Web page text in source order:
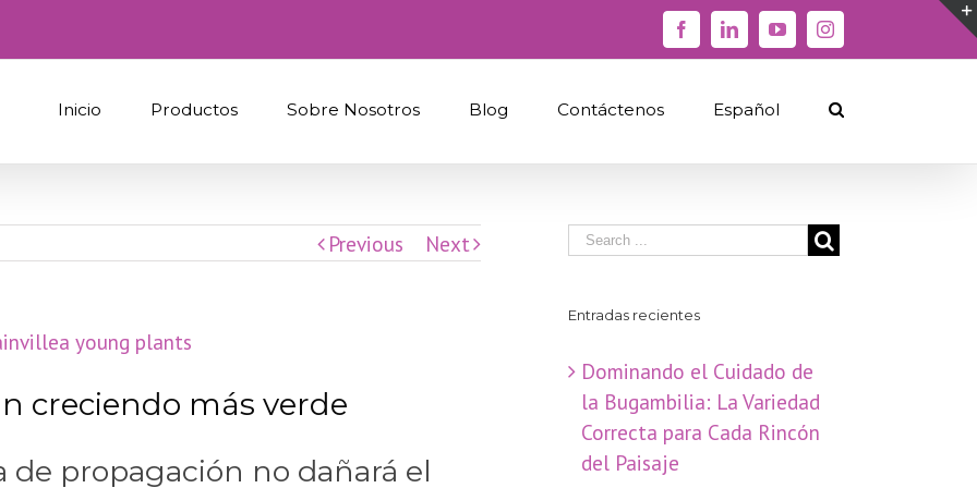
FacebookLinkedinYouTubeInstagram
Inicio Productos Sobre Nosotros Blog Contáctenos Español
Previous Next
creciendo más verde
de propagación no dañará el
Entradas recientes
Dominando el Cuidado de
la Bugambilia: La Variedad
Correcta para Cada Rincón
del Paisaje